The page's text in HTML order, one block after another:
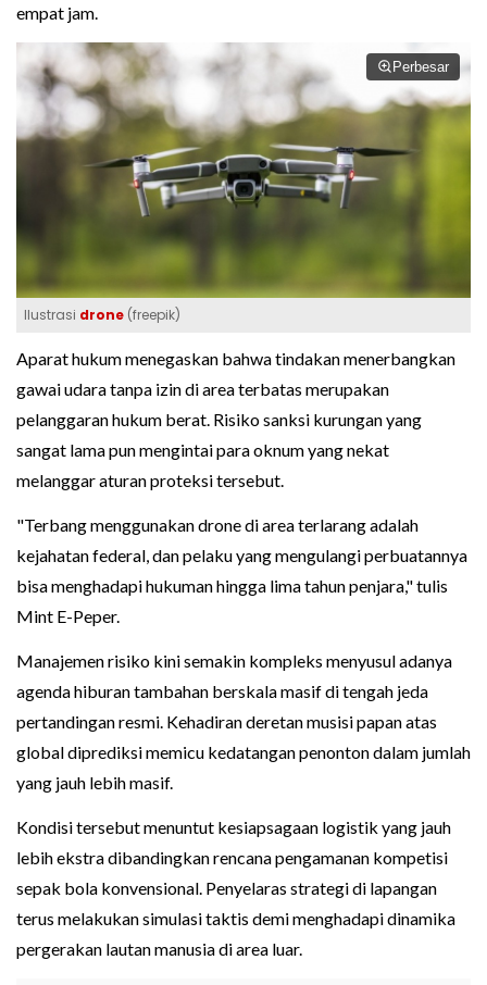
empat jam.
Perbesar
Ilustrasi drone (freepik)
Aparat hukum menegaskan bahwa tindakan menerbangkan
gawai udara tanpa izin di area terbatas merupakan
pelanggaran hukum berat. Risiko sanksi kurungan yang
sangat lama pun mengintai para oknum yang nekat
melanggar aturan proteksi tersebut.
"Terbang menggunakan drone di area terlarang adalah
kejahatan federal, dan pelaku yang mengulangi perbuatannya
bisa menghadapi hukuman hingga lima tahun penjara," tulis
Mint E-Peper.
Manajemen risiko kini semakin kompleks menyusul adanya
agenda hiburan tambahan berskala masif di tengah jeda
pertandingan resmi. Kehadiran deretan musisi papan atas
global diprediksi memicu kedatangan penonton dalam jumlah
yang jauh lebih masif.
Kondisi tersebut menuntut kesiapsagaan logistik yang jauh
lebih ekstra dibandingkan rencana pengamanan kompetisi
sepak bola konvensional. Penyelaras strategi di lapangan
terus melakukan simulasi taktis demi menghadapi dinamika
pergerakan lautan manusia di area luar.